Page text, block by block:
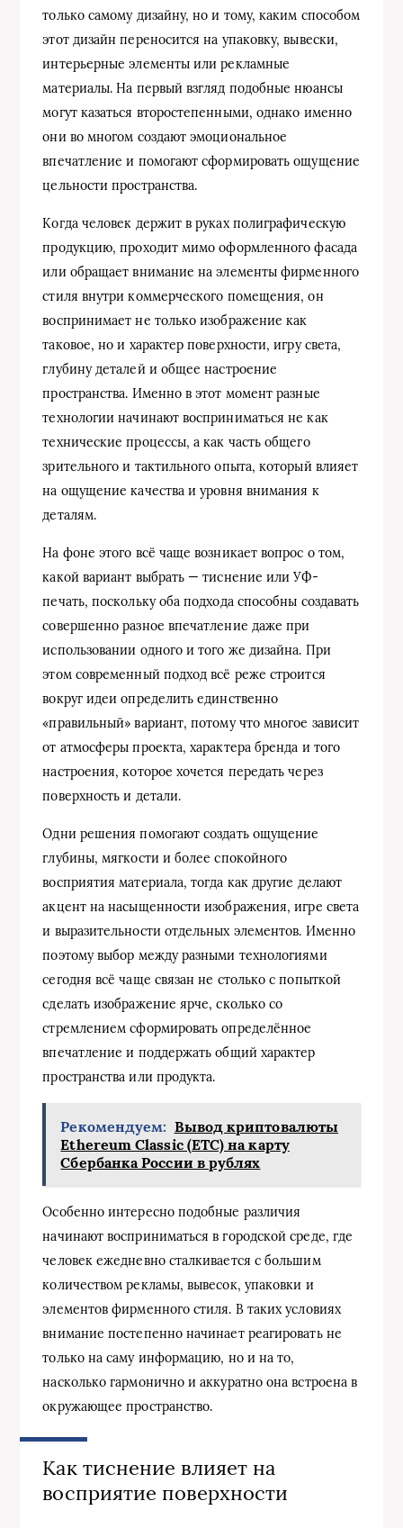
только самому дизайну, но и тому, каким способом
этот дизайн переносится на упаковку, вывески,
интерьерные элементы или рекламные
материалы. На первый взгляд подобные нюансы
могут казаться второстепенными, однако именно
они во многом создают эмоциональное
впечатление и помогают сформировать ощущение
цельности пространства.
Когда человек держит в руках полиграфическую
продукцию, проходит мимо оформленного фасада
или обращает внимание на элементы фирменного
стиля внутри коммерческого помещения, он
воспринимает не только изображение как
таковое, но и характер поверхности, игру света,
глубину деталей и общее настроение
пространства. Именно в этот момент разные
технологии начинают восприниматься не как
технические процессы, а как часть общего
зрительного и тактильного опыта, который влияет
на ощущение качества и уровня внимания к
деталям.
На фоне этого всё чаще возникает вопрос о том,
какой вариант выбрать — тиснение или УФ-
печать, поскольку оба подхода способны создавать
совершенно разное впечатление даже при
использовании одного и того же дизайна. При
этом современный подход всё реже строится
вокруг идеи определить единственно
«правильный» вариант, потому что многое зависит
от атмосферы проекта, характера бренда и того
настроения, которое хочется передать через
поверхность и детали.
Одни решения помогают создать ощущение
глубины, мягкости и более спокойного
восприятия материала, тогда как другие делают
акцент на насыщенности изображения, игре света
и выразительности отдельных элементов. Именно
поэтому выбор между разными технологиями
сегодня всё чаще связан не столько с попыткой
сделать изображение ярче, сколько со
стремлением сформировать определённое
впечатление и поддержать общий характер
пространства или продукта.
Рекомендуем: Вывод криптовалюты
Ethereum Classic (ETC) на карту
Сбербанка России в рублях
Особенно интересно подобные различия
начинают восприниматься в городской среде, где
человек ежедневно сталкивается с большим
количеством рекламы, вывесок, упаковки и
элементов фирменного стиля. В таких условиях
внимание постепенно начинает реагировать не
только на саму информацию, но и на то,
насколько гармонично и аккуратно она встроена в
окружающее пространство.
Как тиснение влияет на
восприятие поверхности